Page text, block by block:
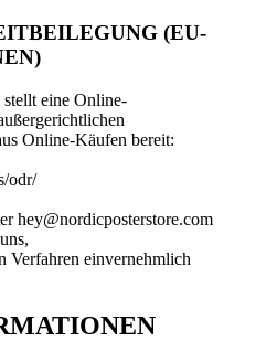
(EU-
eine Online-
Online-Käufen bereit:
odr/
hey@nordicposterstore.com
Verfahren einvernehmlich